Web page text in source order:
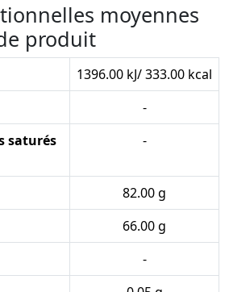
moyennes
produit
1396.00 kJ/ 333.00 kcal
-
saturés
-
82.00 g
66.00 g
-